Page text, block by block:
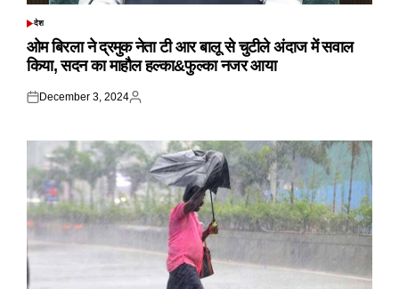
POSTED
देश
ओम बिरला ने द्रमुक नेता टी आर बालू से चुटीले अंदाज में सवाल
किया, सदन का माहौल हल्का&फुल्का नजर आया
Posted
December 3, 2024
Posted